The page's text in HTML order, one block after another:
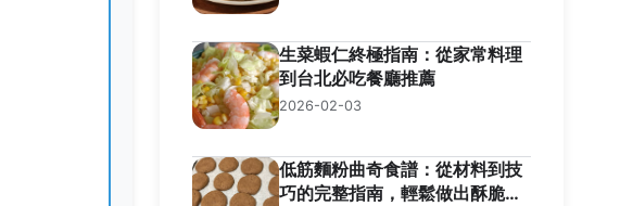
生菜蝦仁終極指南：從家常料理
到台北必吃餐廳推薦
2026-02-03
低筋麵粉曲奇食譜：從材料到技
巧的完整指南，輕鬆做出酥脆口